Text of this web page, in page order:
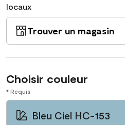
locaux
Trouver un magasin
Choisir couleur
* Requis
Bleu Ciel HC-153